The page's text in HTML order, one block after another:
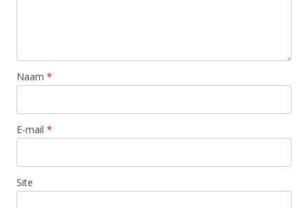
Naam *
E-mail *
Site